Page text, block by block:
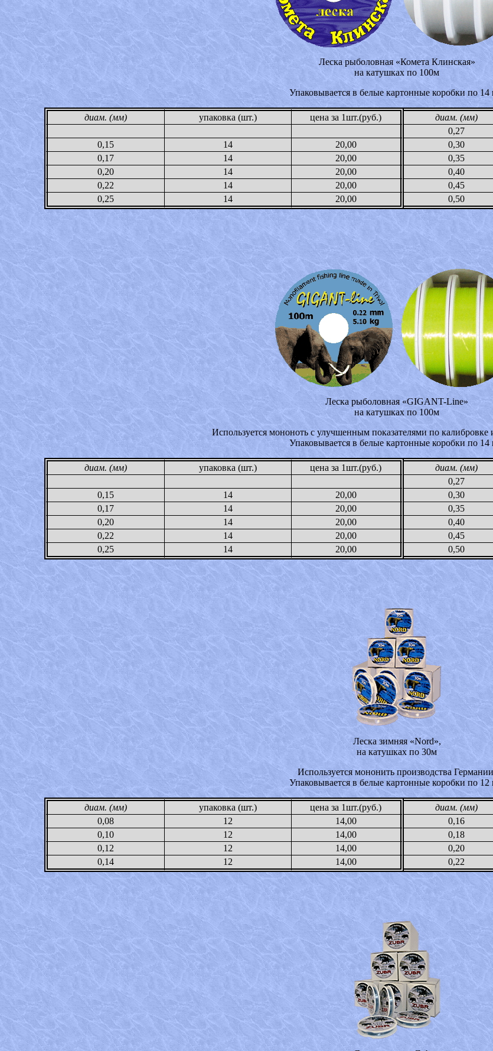
Леска рыболовная «Комета Клинская»
на катушках по 100м
Упаковывается в белые картонные коробки по 14
диам. (мм) упаковка (шт.) цена за 1шт.(руб.) диам. (мм)
0,27
0,15
14 20,00 0,30
0,17
14 20,00 0,35
0,20
14 20,00 0,40
0,22
14 20,00 0,45
0,25
14 20,00 0,50
Леска рыболовная «GIGANT-Line»
на катушках по 100м
Используется мононоть с улучшенным показателями по калибровке
Упаковывается в белые картонные коробки по 14
диам. (мм) упаковка (шт.) цена за 1шт.(руб.) диам. (мм)
0,27
0,15
14 20,00 0,30
0,17
14 20,00 0,35
0,20
14 20,00 0,40
0,22
14 20,00 0,45
0,25
14 20,00 0,50
Леска зимняя «Nord»,
на катушках по 30м
Используется мононить производства
Упаковывается в белые картонные коробки по 12
диам. (мм) упаковка (шт.) цена за 1шт.(руб.) диам. (мм)
0,08
12 14,00 0,16
0,10
12 14,00 0,18
0,12
12 14,00 0,20
0,14
12 14,00 0,22